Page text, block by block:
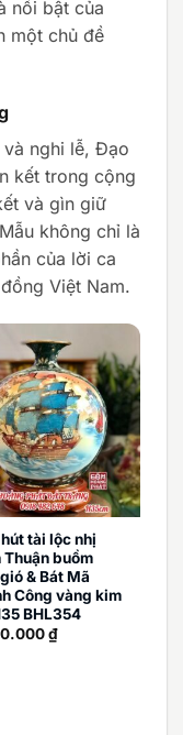
nổi bật của
một chủ đề
nghi lễ, Đạo
kết trong cộng
và gìn giữ
không chỉ là
của lời ca
Việt Nam.
tài lộc nhị
Thuận buồm
& Bát Mã
Công vàng kim
BHL354
₫